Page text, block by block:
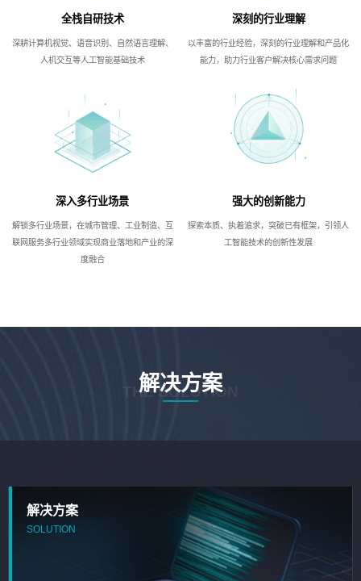
全栈自研技术
深耕计算机视觉、语音识别、自然语言理解、
人机交互等人工智能基础技术
深刻的行业理解
以丰富的行业经验，深刻的行业理解和产品化
能力，助力行业客户解决核心需求问题
深入多行业场景
解锁多行业场景，在城市管理、工业制造、互
联网服务多行业领域实现商业落地和产业的深
度融合
强大的创新能力
探索本质、执着追求，突破已有框架，引领人
工智能技术的创新性发展
解决方案
THE SOLUTION
解决方案
SOLUTION